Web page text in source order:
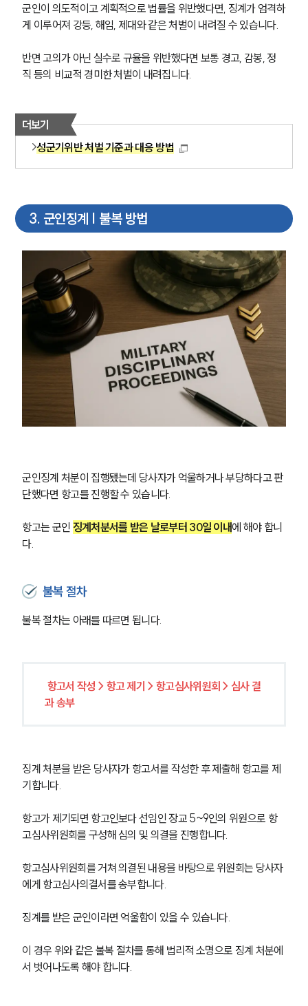
대륜의 강점
오시는 길
주요 업무사례
사례분석/최신동향
법률정보
법률지식인
고객후기
업무분야
국방군사그룹 업무
전체
군인이 의도적이고 계획적으로 법률을 위반했다면, 징계가 엄격하
게 이루어져 강등, 해임, 제대와 같은 처벌이 내려질 수 있습니다.
반면 고의가 아닌 실수로 규율을 위반했다면 보통 경고, 감봉, 정
직 등의 비교적 경미한 처벌이 내려집니다.
더보기
성군기위반 처벌 기준과 대응 방법
3. 군인징계 | 불복 방법
군인징계 처분이 집행됐는데 당사자가 억울하거나 부당하다고 판
단했다면 항고를 진행할 수 있습니다.
항고는 군인 징계처분서를 받은 날로부터 30일 이내에 해야 합니
다.
불복 절차
불복 절차는 아래를 따르면 됩니다.
항고서 작성 > 항고 제기 > 항고심사위원회 > 심사 결
과 송부
징계 처분을 받은 당사자가 항고서를 작성한 후 제출해 항고를 제
기합니다.
항고가 제기되면 항고인보다 선임인 장교 5~9인의 위원으로 항
고심사위원회를 구성해 심의 및 의결을 진행합니다.
항고심사위원회를 거쳐 의결된 내용을 바탕으로 위원회는 당사자
에게 항고심사의결서를 송부합니다.
징계를 받은 군인이라면 억울함이 있을 수 있습니다.
이 경우 위와 같은 불복 절차를 통해 법리적 소명으로 징계 처분에
서 벗어나도록 해야 합니다.